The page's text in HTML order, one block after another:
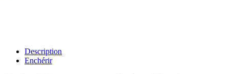
Description
Enchérir